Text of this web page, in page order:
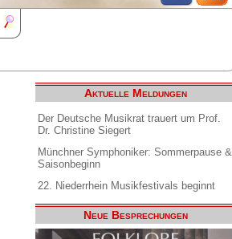
Aktuelle Meldungen
Der Deutsche Musikrat trauert um Prof.
Dr. Christine Siegert
Münchner Symphoniker: Sommerpause &
Saisonbeginn
22. Niederrhein Musikfestivals beginnt
Neue Besprechungen